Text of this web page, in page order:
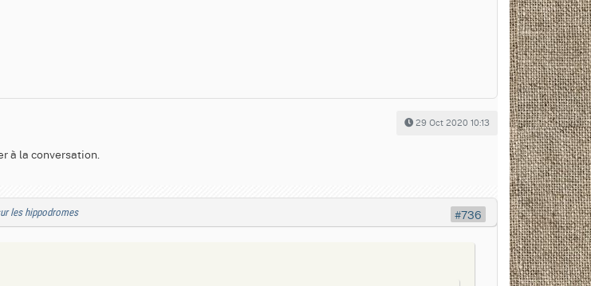
29 Oct 2020 10:13
à la conversation.
les hippodromes #736